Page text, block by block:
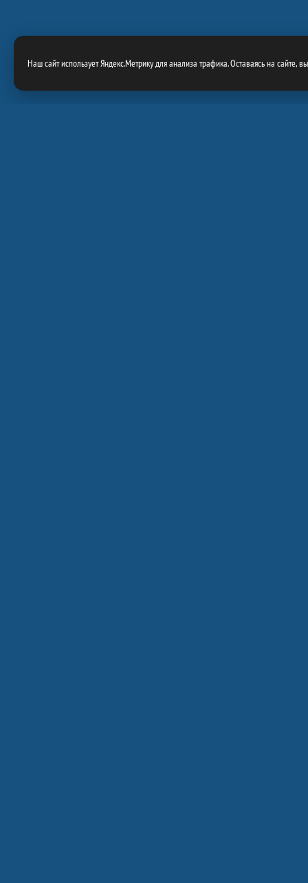
Наш сайт использует Яндекс.Метрику для анализа трафика. Оставаясь на сайте,